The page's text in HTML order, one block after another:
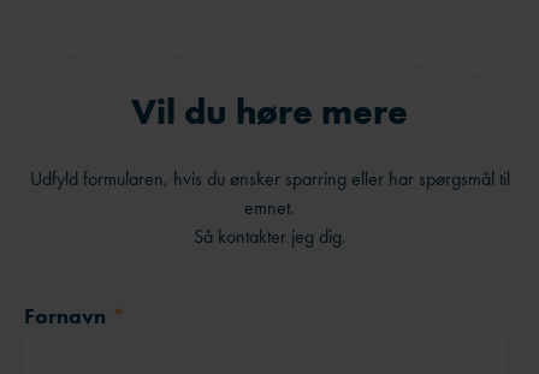
Vil du høre mere
Udfyld formularen, hvis du ønsker sparring eller har spørgsmål til
emnet.
Så kontakter jeg dig.
Fornavn *